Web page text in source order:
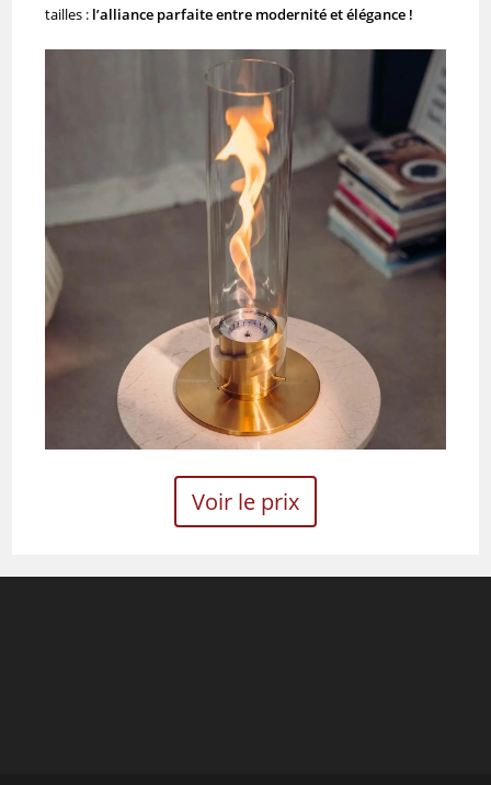
tailles : l’alliance parfaite entre modernité et élégance !
Voir le prix